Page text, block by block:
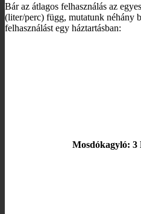
Bár az átlagos felhasználás az
(liter/perc) függ, mutatunk néhány
felhasználást egy háztartásban:
Mosdókagyló: 3